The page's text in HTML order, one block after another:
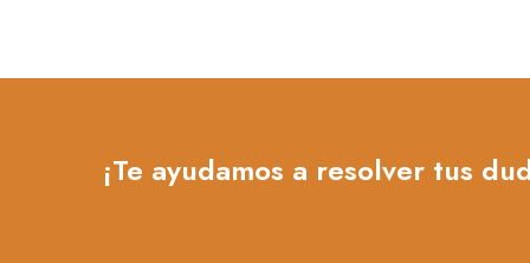
¡Te ayudamos a resolver tus